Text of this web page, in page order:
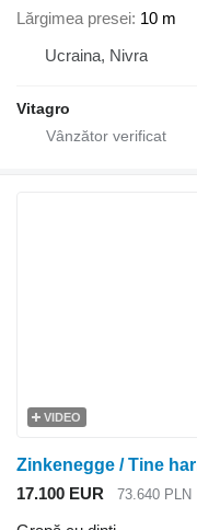
Lărgimea presei 10 m
Ucraina, Nivra
Vitagro
VIDEO
17.100 EUR 73.640 PLN